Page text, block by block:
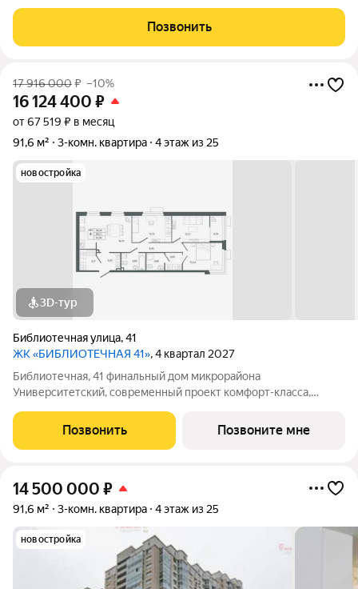
чему в квартире много естественного света и хорошая
вентиляция. Планировка:
Позвонить
17 916 000₽ –10%
16 124 400 ₽
от 67 519 ₽ в месяц
91,6 м²
3-комн. квартира 4 этаж из 25
новостройка
3D-тур
Библиотечная улица,41
ЖК «БИБЛИОТЕЧНАЯ 41», 4 квартал 2027
Библиотечная, 41 финальный дом микрорайона
Университетский, современный проект комфорт-класса,
«Первостроитель». Дом органично вписался в микрорайон,
став его естественным продолжением и унаследовав все
Позвонить Позвоните мне
14 500 000 ₽
91,6 м² 3-комн. квартира 4 этаж из 25
новостройка